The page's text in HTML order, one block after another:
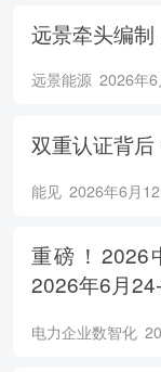
远景牵头编
远景能源 2026年6
能见 2026年6月
重磅！2026
2026年6月
电力企业数智化